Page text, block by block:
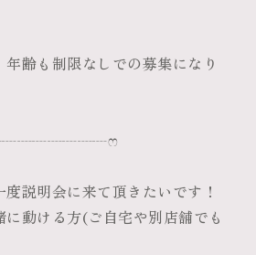
齢も制限なしでの募集になり
説明会に来て頂きたいです！
に動ける方(ご自宅や別店舗でも